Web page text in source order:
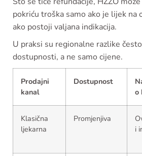
pokriću troška samo ako je lijek na
ako postoji valjana indikacija.
U praksi su regionalne razlike
dostupnosti, a ne samo cijene.
Prodajni
kanal
Dostupnost
o
Klasična
ljekarna
Promjenjiva
i